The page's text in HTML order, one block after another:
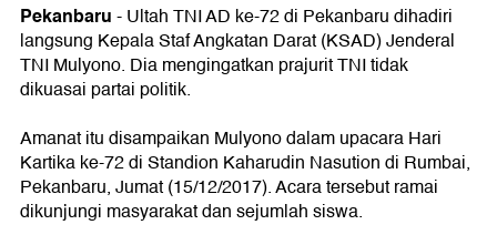
Pekanbaru-Ultah TNI AD ke-72 di Pekanbaru dihadiri
langsung Kepala Staf Angkatan Darat (KSAD) Jenderal
TNI Mulyono. Dia mengingatkan prajurit TNI tidak
dikuasai partai politik.
Amanat itu disampaikan Mulyono dalam upacara Hari
Kartika ke-72 di Standion Kaharudin Nasution di Rumbai,
Pekanbaru, Jumat (15/12/2017). Acara tersebut ramai
dikunjungi masyarakat dan sejumlah siswa.